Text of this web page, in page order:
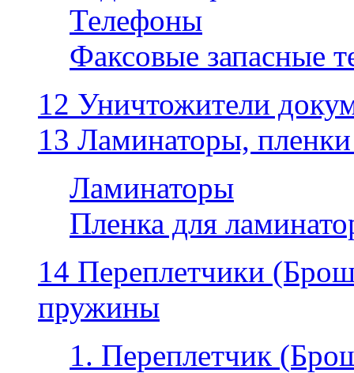
Телефоны
Факсовые запасные
12 Уничтожители
13 Ламинаторы,
Ламинаторы
Пленка для
14 Переплетчики
пружины
1. Переплетчик